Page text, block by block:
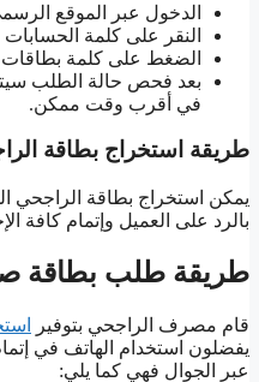
الدخول عبر الموقع
النقر على كلمة
الضغط على كلمة بطاقات
بعد فحص حالة الطلب
في أقرب وقت ممكن.
طريقة استخراج بطاقة
بالرد على العميل وإتمام كافة
طريقة طلب بطاقة
قام مصرف الراجحي بتوفير
يفضلون استخدام الهاتف في
عبر الجوال فهي كما يلي: